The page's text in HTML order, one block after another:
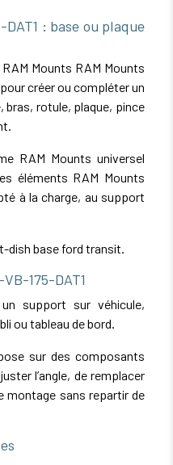
DAT1 : base ou plaque
Mounts RAM Mounts
créer ou compléter un
rotule, plaque, pince
RAM Mounts universel
éléments RAM Mounts
à la charge, au support
base ford transit.
175-DAT1
support sur véhicule,
ou tableau de bord.
sur des composants
l’angle, de remplacer
montage sans repartir de